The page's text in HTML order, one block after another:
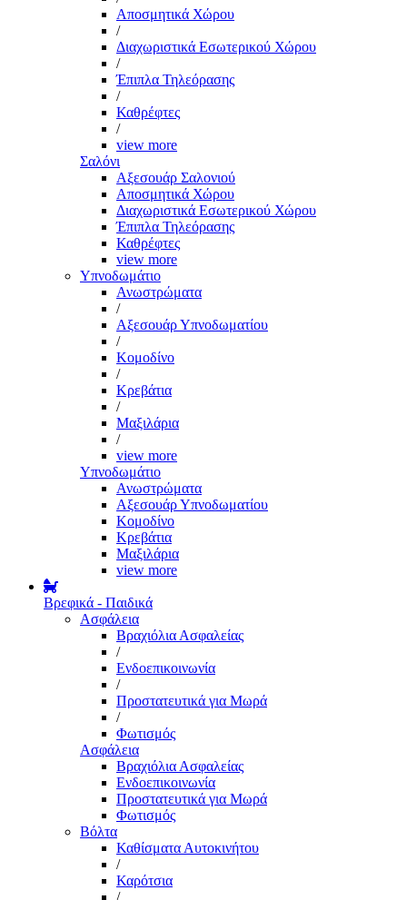
Αποσμητικά Χώρου
/
Διαχωριστικά Εσωτερικού Χώρου
/
Έπιπλα Τηλεόρασης
/
Καθρέφτες
/
view more
Σαλόνι
Αξεσουάρ Σαλονιού
Αποσμητικά Χώρου
Διαχωριστικά Εσωτερικού Χώρου
Έπιπλα Τηλεόρασης
Καθρέφτες
view more
Υπνοδωμάτιο
Ανωστρώματα
/
Αξεσουάρ Υπνοδωματίου
/
Κομοδίνο
/
Κρεβάτια
/
Μαξιλάρια
/
view more
Υπνοδωμάτιο
Ανωστρώματα
Αξεσουάρ Υπνοδωματίου
Κομοδίνο
Κρεβάτια
Μαξιλάρια
view more
Βρεφικά - Παιδικά
Ασφάλεια
Βραχιόλια Ασφαλείας
/
Ενδοεπικοινωνία
/
Προστατευτικά για Μωρά
/
Φωτισμός
Ασφάλεια
Βραχιόλια Ασφαλείας
Ενδοεπικοινωνία
Προστατευτικά για Μωρά
Φωτισμός
Βόλτα
Καθίσματα Αυτοκινήτου
/
Καρότσια
/